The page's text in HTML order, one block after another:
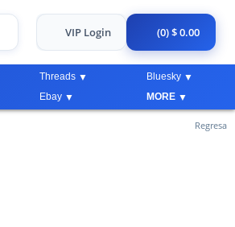
VIP Login (0) $ 0.00
Threads
Bluesky
Ebay MORE
Regresa